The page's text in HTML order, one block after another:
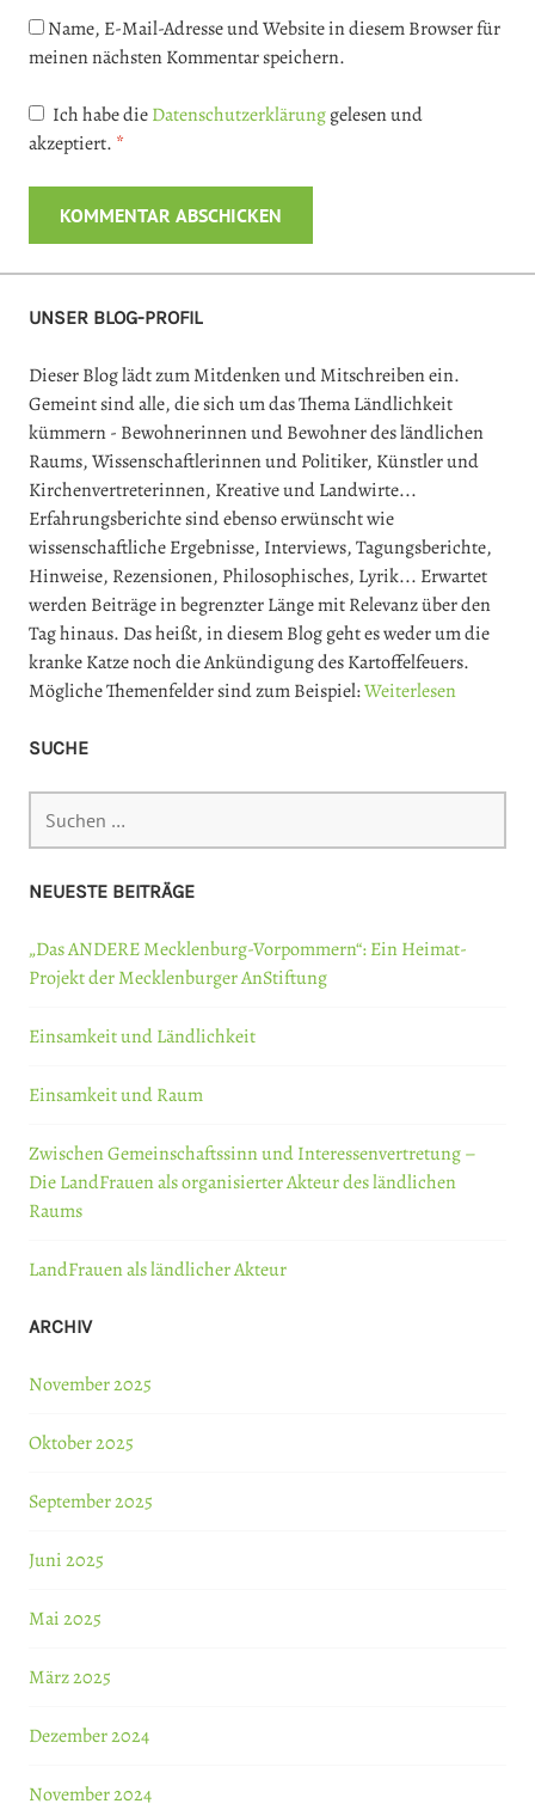
Name, E-Mail-Adresse und Website in diesem Browser für
meinen nächsten Kommentar speichern.
Ich habe dieDatenschutzerklärunggelesen und
akzeptiert. *
UNSER BLOG-PROFIL
Dieser Blog lädt zum Mitdenken und Mitschreiben ein.
Gemeint sind alle, die sich um das Thema Ländlichkeit
kümmern - Bewohnerinnen und Bewohner des ländlichen
Raums, Wissenschaftlerinnen und Politiker, Künstler und
Kirchenvertreterinnen, Kreative und Landwirte...
Erfahrungsberichte sind ebenso erwünscht wie
wissenschaftliche Ergebnisse, Interviews, Tagungsberichte,
Hinweise, Rezensionen, Philosophisches, Lyrik... Erwartet
werden Beiträge in begrenzter Länge mit Relevanz über den
Tag hinaus. Das heißt, in diesem Blog geht es weder um die
kranke Katze noch die Ankündigung des Kartoffelfeuers.
Mögliche Themenfelder sind zum Beispiel:Weiterlesen
SUCHE
nach:
NEUESTE BEITRÄGE
„Das ANDERE Mecklenburg-Vorpommern“: Ein Heimat-
Projekt der Mecklenburger AnStiftung
Einsamkeit und Ländlichkeit
Einsamkeit und Raum
Zwischen Gemeinschaftssinn und Interessenvertretung –
Die LandFrauen als organisierter Akteur des ländlichen
Raums
LandFrauen als ländlicher Akteur
ARCHIV
November 2025
Oktober 2025
September 2025
Juni 2025
Mai 2025
März 2025
Dezember 2024
November 2024